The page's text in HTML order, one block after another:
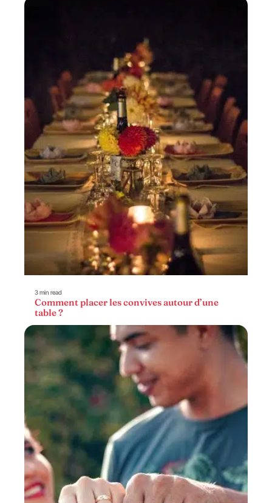
3 min read
Comment placer les convives autour d’une
table ?